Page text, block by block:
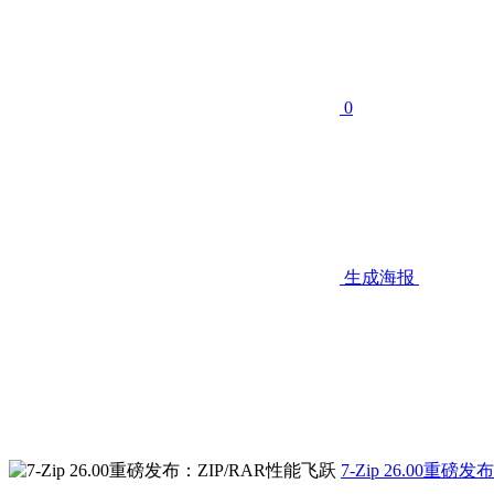
0
生成海报
7-Zip 26.00重磅发